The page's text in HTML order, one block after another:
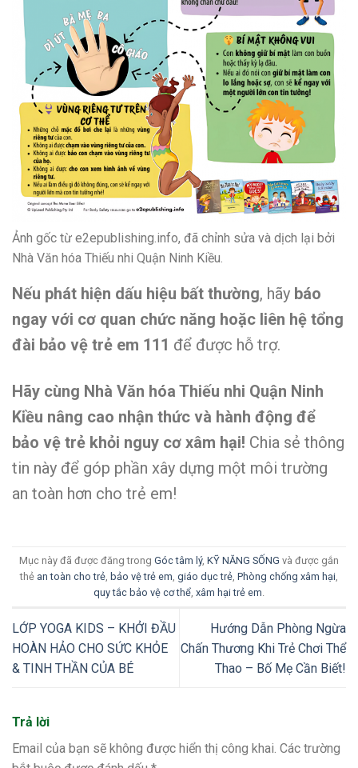
Ảnh gốc từ e2epublishing.info, đã chỉnh sửa và dịch lại bởi
Nhà Văn hóa Thiếu nhi Quận Ninh Kiều.
Nếu phát hiện dấu hiệu bất thường, hãy báo
ngay với cơ quan chức năng hoặc liên hệ tổng
đài bảo vệ trẻ em 111 để được hỗ trợ.
Hãy cùng Nhà Văn hóa Thiếu nhi Quận Ninh
Kiều nâng cao nhận thức và hành động để
bảo vệ trẻ khỏi nguy cơ xâm hại! Chia sẻ thông
tin này để góp phần xây dựng một môi trường
an toàn hơn cho trẻ em!
Mục này đã được đăng trong Góc tâm lý, KỸ NĂNG SỐNG và được gắn
thẻ an toàn cho trẻ bảo vệ trẻ em giáo dục trẻ Phòng chống xâm hại
quy tắc bảo vệ cơ thể xâm hại trẻ em
LỚP YOGA KIDS – KHỞI ĐẦU
HOÀN HẢO CHO SỨC KHỎE
& TINH THẦN CỦA BÉ
Hướng Dẫn Phòng Ngừa
Chấn Thương Khi Trẻ Chơi Thể
Thao – Bố Mẹ Cần Biết!
Trả lời
Email của bạn sẽ không được hiển thị công khai. Các trường